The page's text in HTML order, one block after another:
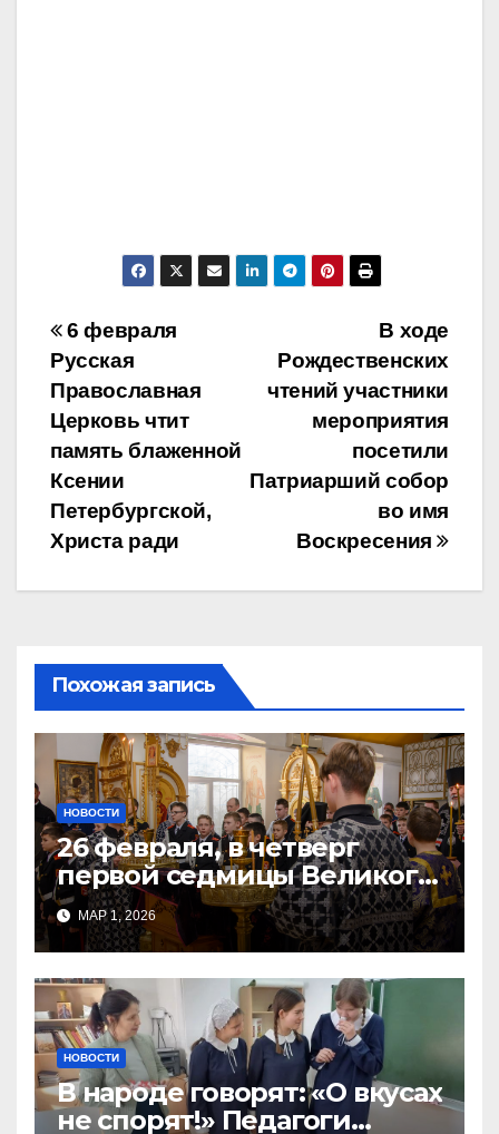
Навигация
по
записям
В ходе
Рождественских
чтений участники
мероприятия
посетили
Патриарший собор
во имя
Воскресения
6 февраля
Русская
Православная
Церковь чтит
память блаженной
Ксении
Петербургской,
Христа ради
Похожая запись
НОВОСТИ
26 февраля, в четверг
первой седмицы Великого
Поста, в Свято-Никольском
храме состоялось Великое
МАР 1, 2026
НОВОСТИ
В народе говорят: «О вкусах
не спорят!» Педагоги